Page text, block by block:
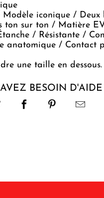
iconique / Deux
ton sur ton / Matière
/ Résistante /
anatomique / Contact
une taille en dessous.
BESOIN D'AIDE